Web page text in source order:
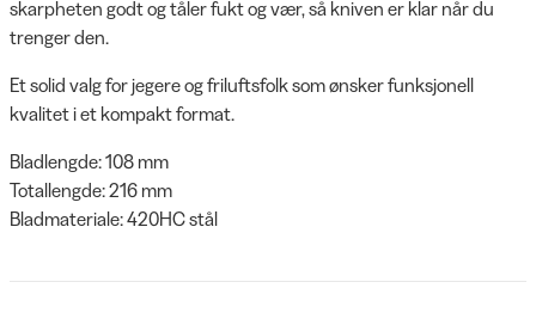
skarpheten godt og tåler fukt og vær, så kniven er klar når du
trenger den.
Et solid valg for jegere og friluftsfolk som ønsker funksjonell
kvalitet i et kompakt format.
Bladlengde: 108 mm
Totallengde: 216 mm
Bladmateriale: 420HC stål